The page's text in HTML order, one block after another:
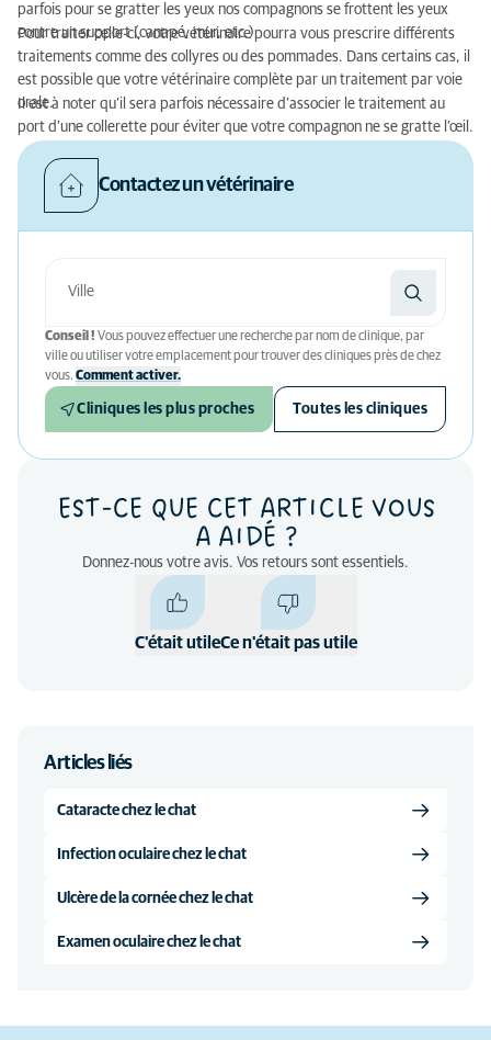
parfois pour se gratter les yeux nos compagnons se frottent les yeux
contre un support (canapé, mur, etc.)
Pour traiter celle-ci, votre vétérinaire pourra vous prescrire différents
traitements comme des collyres ou des pommades. Dans certains cas, il
est possible que votre vétérinaire complète par un traitement par voie
orale.
Il est à noter qu’il sera parfois nécessaire d’associer le traitement au
port d’une collerette pour éviter que votre compagnon ne se gratte l’œil.
Contactez un vétérinaire
Conseil ! Vous pouvez effectuer une recherche par nom de clinique, par
ville ou utiliser votre emplacement pour trouver des cliniques près de chez
vous. Comment activer.
Cliniques les plus proches Toutes les cliniques
EST-CE QUE CET ARTICLE VOUS
A AIDÉ ?
Donnez-nous votre avis. Vos retours sont essentiels.
C'était utileCe n'était pas utile
Articles liés
Cataracte chez le chat
Infection oculaire chez le chat
Ulcère de la cornée chez le chat
Examen oculaire chez le chat